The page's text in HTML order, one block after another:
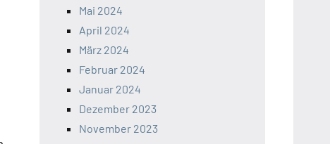
Mai 2024
April 2024
März 2024
Februar 2024
Januar 2024
Dezember 2023
November 2023